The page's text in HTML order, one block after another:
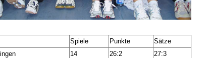
Spiele Punkte
Sätze
14 26:2
27:3